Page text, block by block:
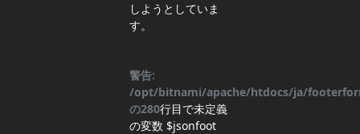
しようとしていま
す。
警告:
/opt/bitnami/apache/htdocs/ja/
の280行目で未定義
の変数 $jsonfoot